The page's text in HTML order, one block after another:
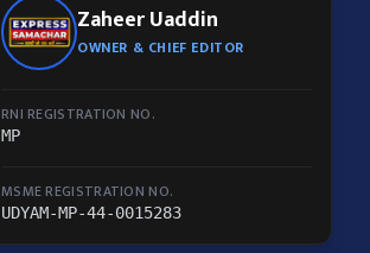
Zaheer Uaddin
OWNER & CHIEF EDITOR
RNI REGISTRATION NO.
MP
MSME REGISTRATION NO.
UDYAM-MP-44-0015283